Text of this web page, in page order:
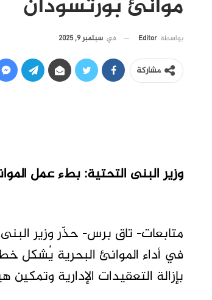
موانئ بورتسودان
بواسطة Editor في سبتمبر 9, 2025
مشاركة
وزير البنى التحتية: بطء عمل
متابعات- تاق برس- حذّر وزير
في أداء الموانئ البحرية يُشكل
بإزالة التعقيدات الإدارية